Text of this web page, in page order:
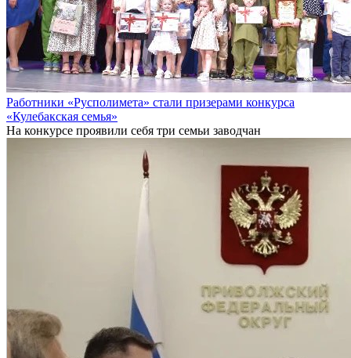
Работники «Русполимета» стали призерами конкурса
«Кулебакская семья»
На конкурсе проявили себя три семьи заводчан